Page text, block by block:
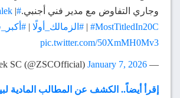
وجاري التفاوض مع مدير فني أجنبي.#Zamalek
|
#MostTitledIn20C
| #الزمالك_أولًا |
pic.twitter.com/50XmMH0Mv3
— Zamalek SC (@ZSCOfficial)
January 7, 2026
إقرأ أيضاً.. الكشف عن المطالب المادية